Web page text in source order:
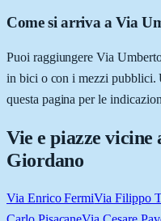
Come si arriva a Via
Puoi raggiungere Via
in bici o con i mezzi pubblici.
questa pagina per le
Vie e piazze vicine
Giordano
Via Enrico FermiVia Filippo